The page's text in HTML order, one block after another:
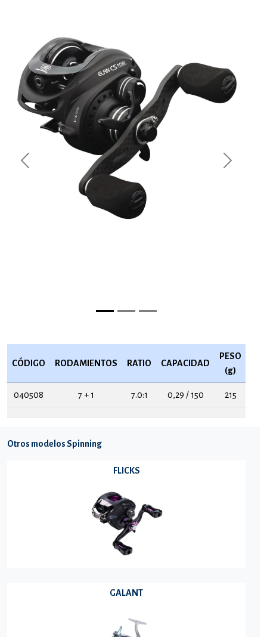
Previous Next
CÓDIGO RODAMIENTOS RATIO CAPACIDAD
PESO
(g)
040508 7 + 1 7.0:1 0,29 / 150 215
Otros modelos Spinning
FLICKS
GALANT